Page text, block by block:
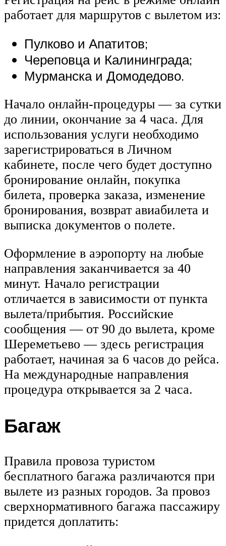
работает для маршрутов с вылетом из:
Пулково и Апатитов;
Череповца и Калининграда;
Мурманска и Домодедово.
Начало онлайн-процедуры — за сутки
до линии, окончание за 4 часа. Для
использования услуги необходимо
зарегистрироваться в Личном
кабинете, после чего будет доступно
бронирование онлайн, покупка
билета, проверка заказа, изменение
бронирования, возврат авиабилета и
выписка документов о полете.
Оформление в аэропорту на любые
направления заканчивается за 40
минут. Начало регистрации
отличается в зависимости от пункта
вылета/прибытия. Российские
сообщения — от 90 до вылета, кроме
Шереметьево — здесь регистрация
работает, начиная за 6 часов до рейса.
На международные направления
процедура открывается за 2 часа.
Багаж
Правила провоза туристом
бесплатного багажа различаются при
вылете из разных городов. За провоз
сверхнормативного багажа пассажиру
придется доплатить: